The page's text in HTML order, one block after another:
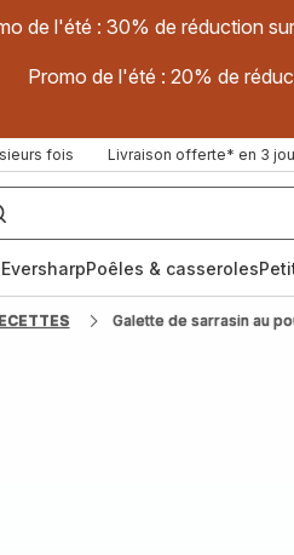
de l'été : 30% de réduction
Promo de l'été : 20% de
fois Livraison offerte* en 3
Poêles & casseroles
Galette de sarrasin au